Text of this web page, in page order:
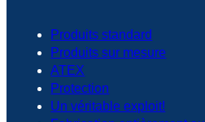
Produits standard
Produits sur mesure
ATEX
Protection
Un véritable exploit!